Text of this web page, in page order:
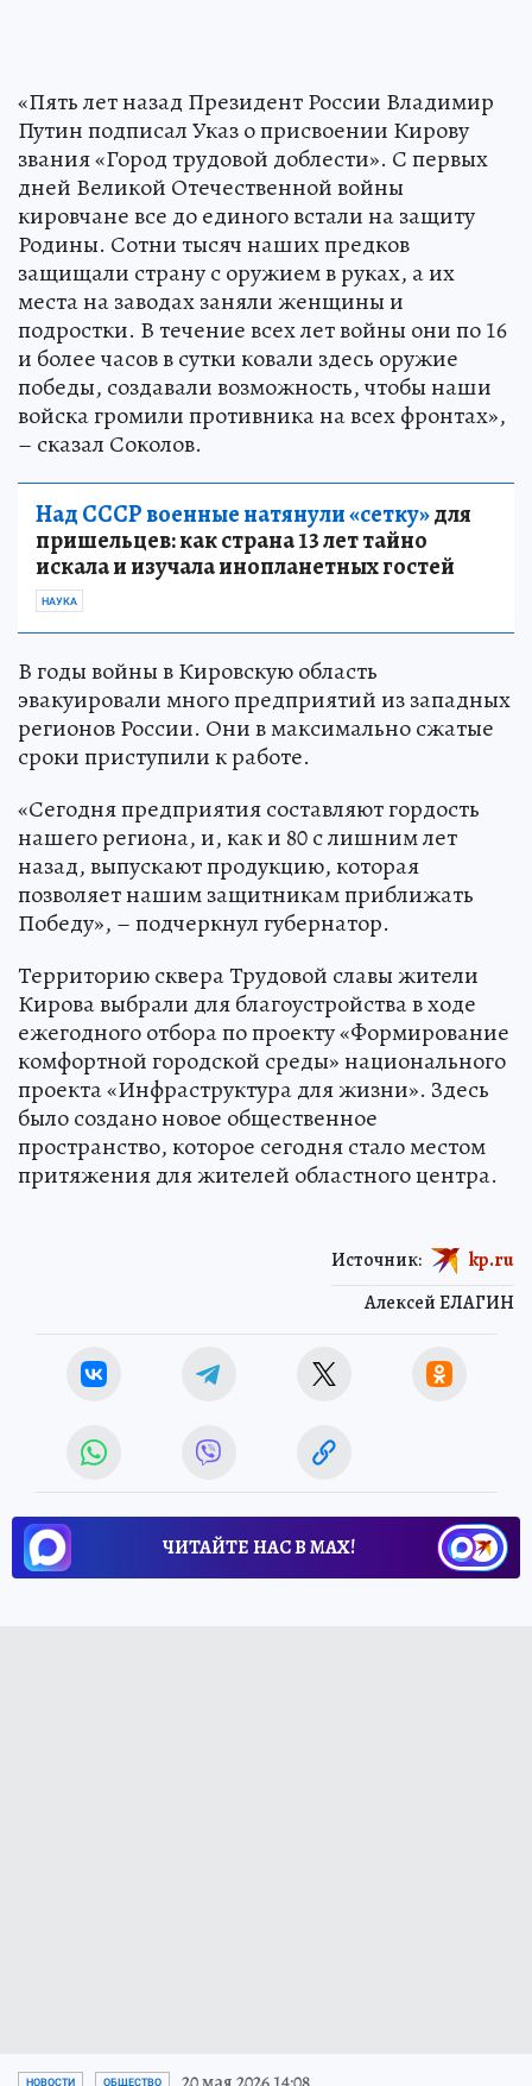
«Пять лет назад Президент России Владимир
Путин подписал Указ о присвоении Кирову
звания «Город трудовой доблести». С первых
дней Великой Отечественной войны
кировчане все до единого встали на защиту
Родины. Сотни тысяч наших предков
защищали страну с оружием в руках, а их
места на заводах заняли женщины и
подростки. В течение всех лет войны они по 16
и более часов в сутки ковали здесь оружие
победы, создавали возможность, чтобы наши
войска громили противника на всех фронтах»,
– сказал Соколов.
Над СССР военные натянули «сетку»для
пришельцев: как страна 13 лет тайно
искала и изучала инопланетных гостей
НАУКА
В годы войны в Кировскую область
эвакуировали много предприятий из западных
регионов России. Они в максимально сжатые
сроки приступили к работе.
«Сегодня предприятия составляют гордость
нашего региона, и, как и 80 с лишним лет
назад, выпускают продукцию, которая
позволяет нашим защитникам приближать
Победу», – подчеркнул губернатор.
Территорию сквера Трудовой славы жители
Кирова выбрали для благоустройства в ходе
ежегодного отбора по проекту «Формирование
комфортной городской среды» национального
проекта «Инфраструктура для жизни». Здесь
было создано новое общественное
пространство, которое сегодня стало местом
притяжения для жителей областного центра.
Алексей ЕЛАГИН
Источник: kp.ru
ЧИТАЙТЕ НАС В МАХ!
НОВОСТИ ОБЩЕСТВО